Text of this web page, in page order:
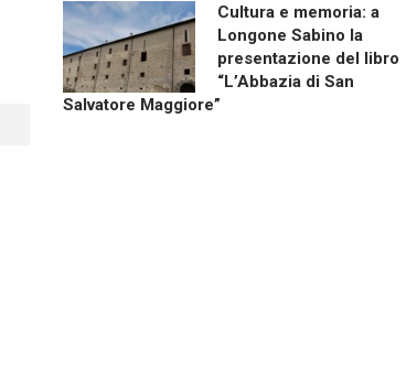
Cultura e memoria: a
Longone Sabino la
presentazione del libro
“L’Abbazia di San
Salvatore Maggiore”